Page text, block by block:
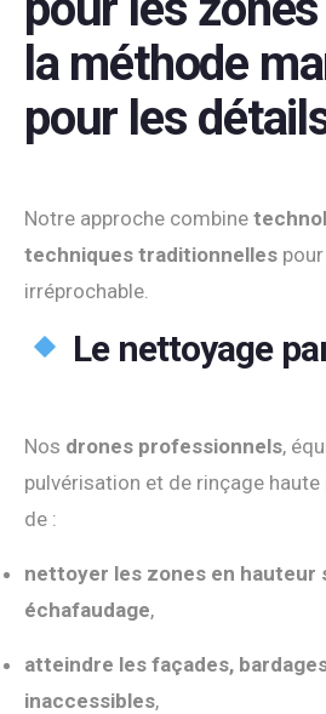
la méthode
pour les
Notre approche combine
techniques traditionnelles
irréprochable.
Le nettoyage
Nos drones professionnels,
pulvérisation et de rinçage
de :
nettoyer les zones en hauteur
échafaudage,
atteindre les façades,
inaccessibles,